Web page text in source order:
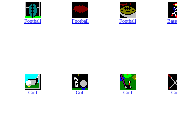
Football Football Football
Golf Golf Golf